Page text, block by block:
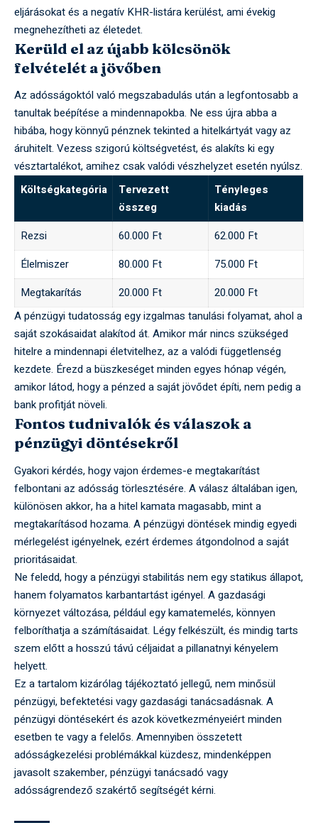
eljárásokat és a negatív KHR-listára kerülést, ami évekig
megnehezítheti az életedet.
Kerüld el az újabb kölcsönök
felvételét a jövőben
Az adósságoktól való megszabadulás után a legfontosabb a
tanultak beépítése a mindennapokba. Ne ess újra abba a
hibába, hogy könnyű pénznek tekinted a hitelkártyát vagy az
áruhitelt. Vezess szigorú költségvetést, és alakíts ki egy
vésztartalékot, amihez csak valódi vészhelyzet esetén nyúlsz.
Költségkategória
Tervezett
összeg
Tényleges
kiadás
Rezsi
60.000 Ft
62.000 Ft
Élelmiszer
80.000 Ft
75.000 Ft
Megtakarítás
20.000 Ft
20.000 Ft
A pénzügyi tudatosság egy izgalmas tanulási folyamat, ahol a
saját szokásaidat alakítod át. Amikor már nincs szükséged
hitelre a mindennapi életvitelhez, az a valódi függetlenség
kezdete. Érezd a büszkeséget minden egyes hónap végén,
amikor látod, hogy a pénzed a saját jövődet építi, nem pedig a
bank profitját növeli.
Fontos tudnivalók és válaszok a
pénzügyi döntésekről
Gyakori kérdés, hogy vajon érdemes-e megtakarítást
felbontani az adósság törlesztésére. A válasz általában igen,
különösen akkor, ha a hitel kamata magasabb, mint a
megtakarításod hozama. A pénzügyi döntések mindig egyedi
mérlegelést igényelnek, ezért érdemes átgondolnod a saját
prioritásaidat.
Ne feledd, hogy a pénzügyi stabilitás nem egy statikus állapot,
hanem folyamatos karbantartást igényel. A gazdasági
környezet változása, például egy kamatemelés, könnyen
felboríthatja a számításaidat. Légy felkészült, és mindig tarts
szem előtt a hosszú távú céljaidat a pillanatnyi kényelem
helyett.
Ez a tartalom kizárólag tájékoztató jellegű, nem minősül
pénzügyi, befektetési vagy gazdasági tanácsadásnak. A
pénzügyi döntésekért és azok következményeiért minden
esetben te vagy a felelős. Amennyiben összetett
adósságkezelési problémákkal küzdesz, mindenképpen
javasolt szakember, pénzügyi tanácsadó vagy
adósságrendező szakértő segítségét kérni.